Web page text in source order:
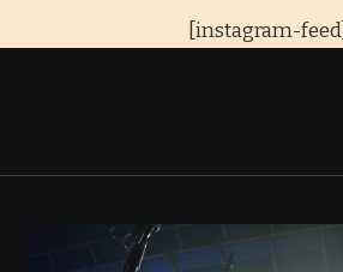
[instagram-feed]